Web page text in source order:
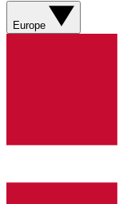
Europe